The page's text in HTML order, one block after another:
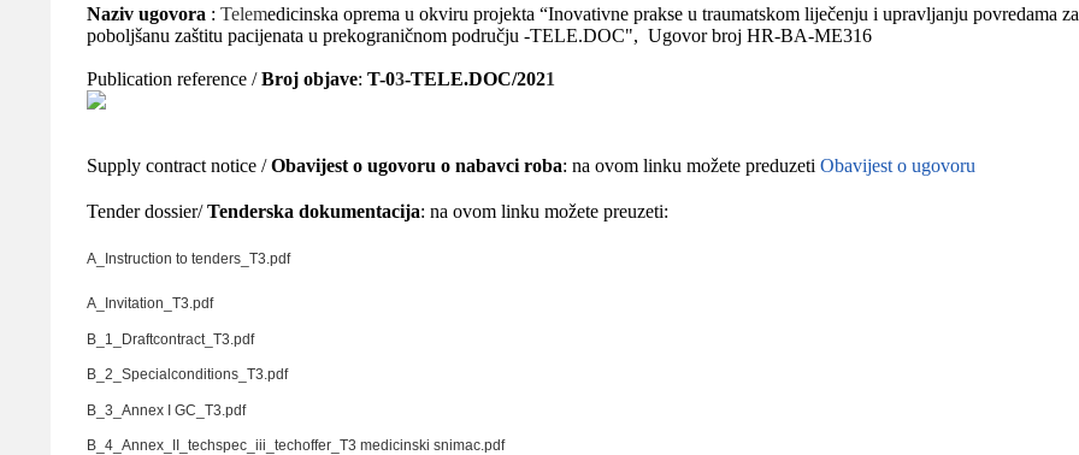
Naziv ugovora : Telemedicinska oprema u okviru projekta “Inovativne prakse u traumatskom liječenju i upravljanju povredama za
poboljšanu zaštitu pacijenata u prekograničnom području -TELE.DOC", Ugovor broj HR-BA-ME316
Publication reference /Broj objave: T-03-TELE.DOC/2021
Supply contract notice /Obavijest o ugovoru o nabavci roba: na ovom linku možete preduzeti Obavijest o ugovoru
Tender dossier/Tenderska dokumentacija: na ovom linku možete preuzeti:
A_Instruction to tenders_T3.pdf
A_Invitation_T3.pdf
B_1_Draftcontract_T3.pdf
B_2_Specialconditions_T3.pdf
B_3_Annex I GC_T3.pdf
B_4_Annex_II_techspec_iii_techoffer_T3 medicinski snimac.pdf